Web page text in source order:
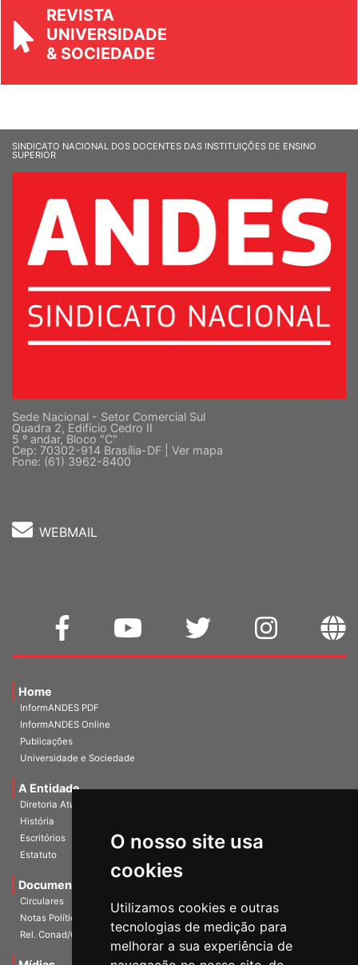
O nosso site usa
cookies
Utilizamos cookies e outras
tecnologias de medição para
melhorar a sua experiência de
REVISTA
UNIVERSIDADE
& SOCIEDADE
SINDICATO NACIONAL DOS DOCENTES DAS INSTITUIÇÕES DE ENSINO
SUPERIOR
Sede Nacional - Setor Comercial Sul
Quadra 2, Edifício Cedro II
5 º andar, Bloco "C"
Cep: 70302-914 Brasília-DF | Ver mapa
Fone: (61) 3962-8400
WEBMAIL
Home
InformANDES PDF
InformANDES Online
Publicações
Universidade e Sociedade
A Entidade
Diretoria Atual
História
Escritórios
Estatuto
Documentos
Circulares
Notas Políticas
Rel. Conad/Congresso